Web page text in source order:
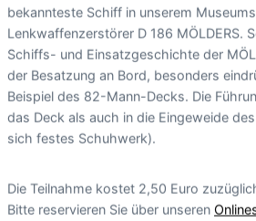
bekannteste Schiff in unserem
Lenkwaffenzerstörer D 186 MÖLDERS.
Schiffs- und Einsatzgeschichte der
der Besatzung an Bord, besonders
Beispiel des 82-Mann-Decks. Die
das Deck als auch in die Eingeweide
sich festes Schuhwerk).
Die Teilnahme kostet 2,50 Euro
Bitte reservieren Sie über unseren